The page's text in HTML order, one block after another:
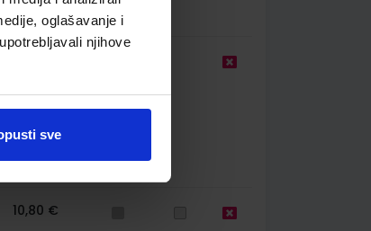
oglašavanje i
njihove
sve
10,80 €